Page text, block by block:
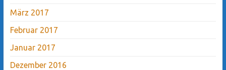
März 2017
Februar 2017
Januar 2017
Dezember 2016